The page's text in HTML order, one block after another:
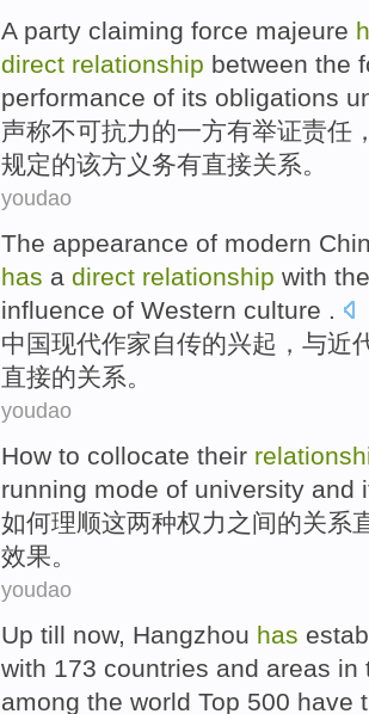
A party claiming force majeure
direct relationship between the
performance of its obligations
声称不可抗力的一方有举证责任
规定的该方义务有直接关系。
youdao
The appearance of modern
has a direct relationship with
influence of Western culture .
中国现代作家自传的兴起 ， 与近
直接的关系。
youdao
How to collocate their
running mode of university and
如何理顺这两种权力 之间的关系
效果。
youdao
Up till now, Hangzhou has
with 173 countries and areas in
among the world Top 500 have